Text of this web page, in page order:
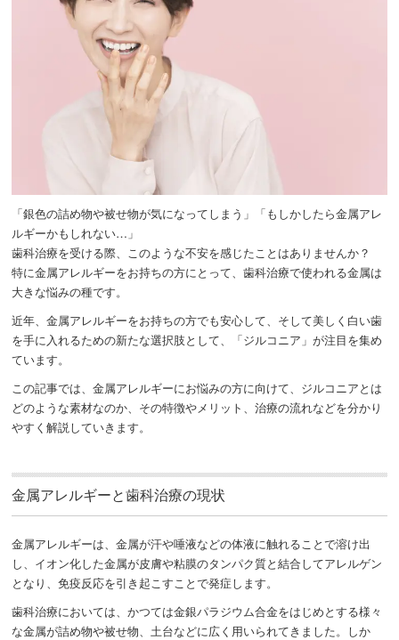
「銀色の詰め物や被せ物が気になってしまう」「もしかしたら金属アレ
ルギーかもしれない…」
歯科治療を受ける際、このような不安を感じたことはありませんか？
特に金属アレルギーをお持ちの方にとって、歯科治療で使われる金属は
大きな悩みの種です。
近年、金属アレルギーをお持ちの方でも安心して、そして美しく白い歯
を手に入れるための新たな選択肢として、「ジルコニア」が注目を集め
ています。
この記事では、金属アレルギーにお悩みの方に向けて、ジルコニアとは
どのような素材なのか、その特徴やメリット、治療の流れなどを分かり
やすく解説していきます。
金属アレルギーと歯科治療の現状
金属アレルギーは、金属が汗や唾液などの体液に触れることで溶け出
し、イオン化した金属が皮膚や粘膜のタンパク質と結合してアレルゲン
となり、免疫反応を引き起こすことで発症します。
歯科治療においては、かつては金銀パラジウム合金をはじめとする様々
な金属が詰め物や被せ物、土台などに広く用いられてきました。しか